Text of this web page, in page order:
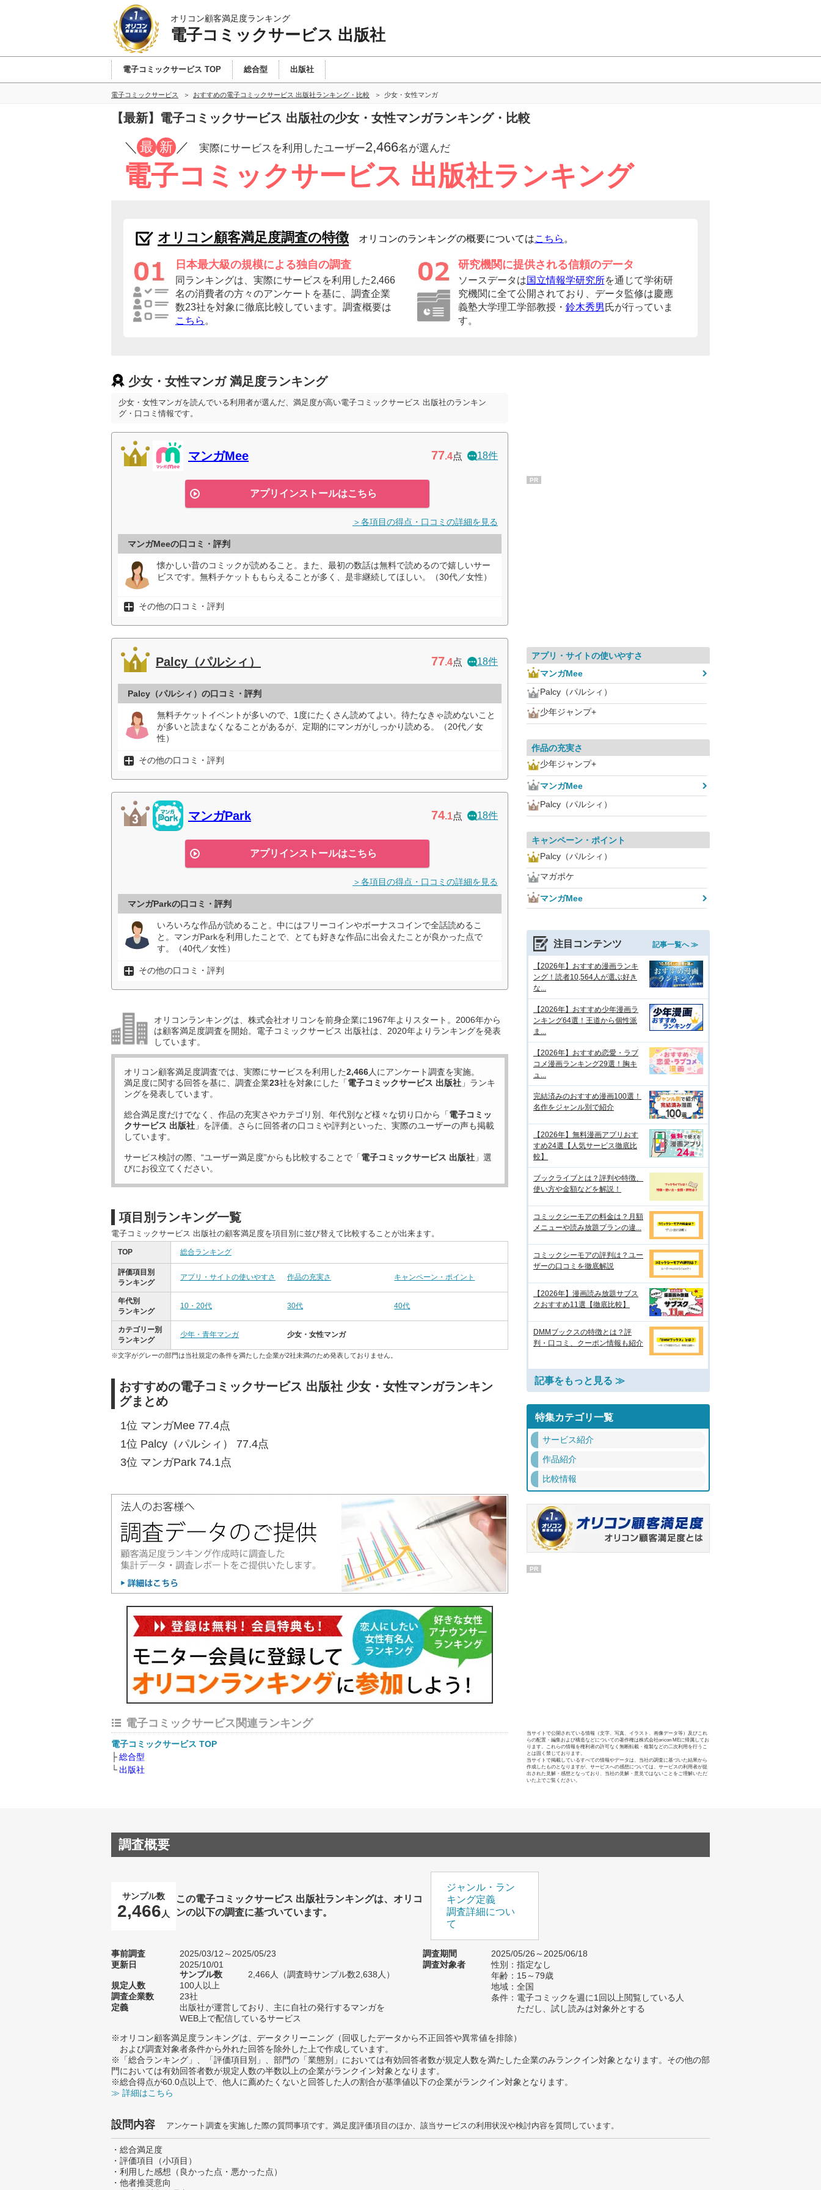
オリコン顧客満足度ランキング
電子コミックサービス 出版社
電子コミックサービス TOP 総合型 出版社
電子コミックサービス おすすめの電子コミックサービス 出版社ランキング・比較 少女・女性マンガ
【最新】電子コミックサービス 出版社の少女・女性マンガランキング・比較
／ 最 新 ／ 実際にサービスを利用したユーザー2,466名が選んだ
電子コミックサービス 出版社ランキング
オリコン顧客満足度調査の特徴 オリコンのランキングの概要についてはこちら 。
日本最大級の規模による独自の調査
同ランキングは、実際にサービスを利用した2,466
名の消費者の方々のアンケートを基に、調査企業
数23社を対象に徹底比較しています。調査概要は
こちら 。
研究機関に提供される信頼のデータ
ソースデータは国立情報学研究所を通じて学術研
究機関に全て公開されており、データ監修は慶應
義塾大学理工学部教授・ 鈴木秀男 氏が行っていま
す。
少女・女性マンガ 満足度ランキング
少女・女性マンガを読んでいる利用者が選んだ、満足度が高い電子コミックサービス 出版社のランキン
グ・口コミ情報です。
マンガMee 77.4点 18件
アプリインストールはこちら
＞各項目の得点・口コミの詳細を見る
マンガMeeの口コミ・評判
懐かしい昔のコミックが読めること。また、最初の数話は無料で読めるので嬉しいサー
ビスです。無料チケットももらえることが多く、是非継続してほしい。（30代／女性）
その他の口コミ・評判
Palcy（パルシィ） 77.4点 18件
Palcy（パルシィ）の口コミ・評判
無料チケットイベントが多いので、1度にたくさん読めてよい。待たなきゃ読めないこと
が多いと読まなくなることがあるが、定期的にマンガがしっかり読める。（20代／女
性）
その他の口コミ・評判
マンガPark 74.1点 18件
アプリインストールはこちら
＞各項目の得点・口コミの詳細を見る
マンガParkの口コミ・評判
いろいろな作品が読めること。中にはフリーコインやボーナスコインで全話読めるこ
と。マンガParkを利用したことで、とても好きな作品に出会えたことが良かった点で
す。（40代／女性）
その他の口コミ・評判
オリコンランキングは、株式会社オリコンを前身企業に1967年よりスタート。2006年から
は顧客満足度調査を開始。電子コミックサービス 出版社は、2020年よりランキングを発表
しています。
オリコン顧客満足度調査では、実際にサービスを利用した2,466人にアンケート調査を実施。
満足度に関する回答を基に、調査企業23社を対象にした「電子コミックサービス 出版社 」ランキ
ングを発表しています。
総合満足度だけでなく、作品の充実さやカテゴリ別、年代別など様々な切り口から「電子コミッ
クサービス 出版社 」を評価。さらに回答者の口コミや評判といった、実際のユーザーの声も掲載
しています。
サービス検討の際、“ユーザー満足度”からも比較することで「電子コミックサービス 出版社 」選
びにお役立てください。
項目別ランキング一覧
電子コミックサービス 出版社の顧客満足度を項目別に並び替えて比較することが出来ます。
TOP 総合ランキング
評価項目別
ランキング
アプリ・サイトの使いやすさ 作品の充実さ キャンペーン・ポイント
年代別
ランキング
10・20代 30代 40代
カテゴリー別
ランキング
少年・青年マンガ 少女・女性マンガ
※文字がグレーの部門は当社規定の条件を満たした企業が2社未満のため発表しておりません。
おすすめの電子コミックサービス 出版社 少女・女性マンガランキン
グまとめ
1位 マンガMee 77.4点
1位 Palcy（パルシィ） 77.4点
3位 マンガPark 74.1点
電子コミックサービス関連ランキング
電子コミックサービス TOP
総合型
出版社
PR
アプリ・サイトの使いやすさ
マンガMee
Palcy（パルシィ）
少年ジャンプ+
作品の充実さ
少年ジャンプ+
マンガMee
Palcy（パルシィ）
キャンペーン・ポイント
Palcy（パルシィ）
マガポケ
マンガMee
注目コンテンツ 記事一覧へ ≫
【2026年】おすすめ漫画ランキ
ング！読者10,564人が選ぶ好き
な...
【2026年】おすすめ少年漫画ラ
ンキング64選！王道から個性派
ま...
【2026年】おすすめ恋愛・ラブ
コメ漫画ランキング29選！胸キ
ュ...
完結済みのおすすめ漫画100選！
名作をジャンル別で紹介
【2026年】無料漫画アプリおす
すめ24選【人気サービス徹底比
較】
ブックライブとは？評判や特徴、
使い方や金額などを解説！
コミックシーモアの料金は？月額
メニューや読み放題プランの違...
コミックシーモアの評判は？ユー
ザーの口コミを徹底解説
【2026年】漫画読み放題サブス
クおすすめ11選【徹底比較】
DMMブックスの特徴とは？評
判・口コミ、クーポン情報も紹介
記事をもっと見る ≫
特集カテゴリ一覧
サービス紹介
作品紹介
比較情報
PR
当サイトで公開されている情報（文字、写真、イラスト、画像データ等）及びこれ
らの配置・編集および構造などについての著作権は株式会社oricon MEに帰属してお
ります。これらの情報を権利者の許可なく無断転載・複製などの二次利用を行うこ
とは固く禁じております。
当サイトで掲載しているすべての情報やデータは、当社の調査に基づいた結果から
作成したものとなりますが、サービスへの感想については、サービスの利用者が提
出された見解・感想となっており、当社の見解・意見ではないことをご理解いただ
いた上でご覧ください。
調査概要
サンプル数
2,466 人
この電子コミックサービス 出版社ランキングは、オリコ
ンの以下の調査に基づいています。
ジャンル・ラン
キング定義
調査詳細につい
て
事前調査
2025/03/12～2025/05/23
更新日
2025/10/01
サンプル数
2,466人（調査時サンプル数2,638人）
規定人数
100人以上
調査企業数
23社
定義
出版社が運営しており、主に自社の発行するマンガを
WEB上で配信しているサービス
調査期間
2025/05/26～2025/06/18
調査対象者
性別：指定なし
年齢：15～79歳
地域：全国
条件：電子コミックを週に1回以上閲覧している人
ただし、試し読みは対象外とする
※オリコン顧客満足度ランキングは、データクリーニング（回収したデータから不正回答や異常値を排除）
および調査対象者条件から外れた回答を除外した上で作成しています。
※「総合ランキング」、「評価項目別」、部門の「業態別」においては有効回答者数が規定人数を満たした企業のみランクイン対象となります。その他の部
門においては有効回答者数が規定人数の半数以上の企業がランクイン対象となります。
※総合得点が60.0点以上で、他人に薦めたくないと回答した人の割合が基準値以下の企業がランクイン対象となります。
≫ 詳細はこちら
設問内容 アンケート調査を実施した際の質問事項です。満足度評価項目のほか、該当サービスの利用状況や検討内容を質問しています。
・総合満足度
・評価項目（小項目）
・利用した感想（良かった点・悪かった点）
・他者推奨意向